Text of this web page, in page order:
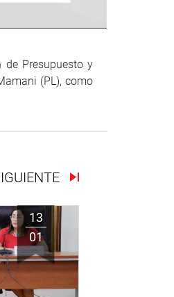
Presupuesto y
(PL), como
13
01